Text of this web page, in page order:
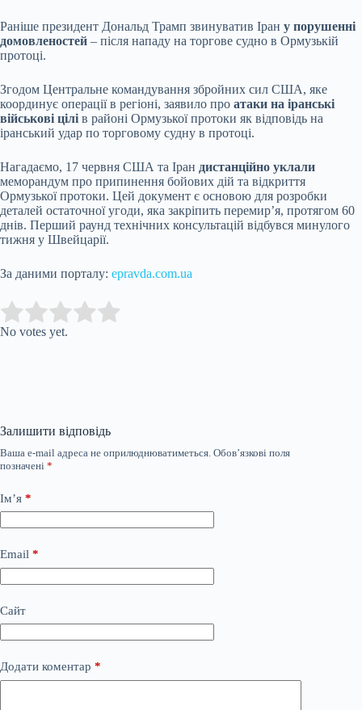
Раніше президент Дональд Трамп звинуватив Іран у порушенні
домовленостей – після нападу на торгове судно в Ормузькій
протоці.
Згодом Центральне командування збройних сил США, яке
координує операції в регіоні, заявило про атаки на іранські
військові цілі в районі Ормузької протоки як відповідь на
іранський удар по торговому судну в протоці.
Нагадаємо, 17 червня США та Іран дистанційно уклали
меморандум про припинення бойових дій та відкриття
Ормузької протоки. Цей документ є основою для розробки
деталей остаточної угоди, яка закріпить перемир’я, протягом 60
днів. Перший раунд технічних консультацій відбувся минулого
тижня у Швейцарії.
За даними порталу: epravda.com.ua
Rate this item:
No votes yet.
Залишити відповідь
Ваша e-mail адреса не оприлюднюватиметься. Обов’язкові поля
позначені *
Ім’я *
Email *
Сайт
Додати коментар *